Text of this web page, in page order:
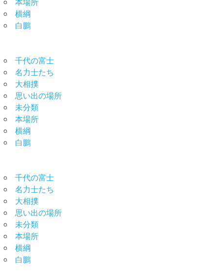
横綱
白鵬
千代の富士
名力士たち
大相撲
思い出の場所
未分類
本場所
横綱
白鵬
千代の富士
名力士たち
大相撲
思い出の場所
未分類
本場所
横綱
白鵬